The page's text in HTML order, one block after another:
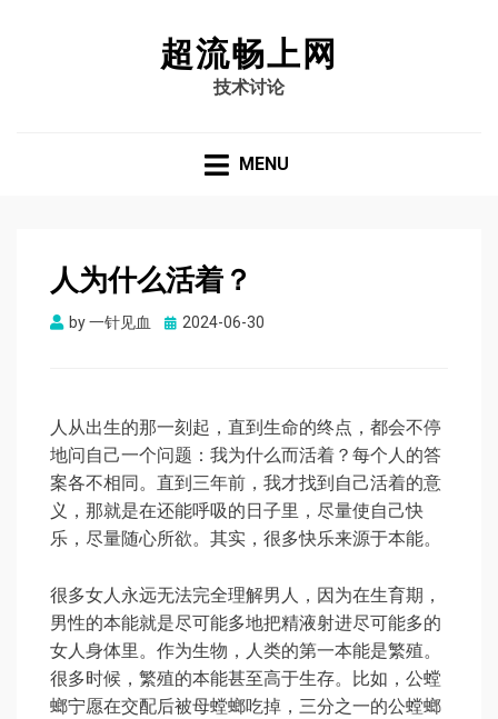
超流畅上网
技术讨论
MENU
人为什么活着？
by一针见血
Posted
2024-06-30
人从出生的那一刻起，直到生命的终点，都会不停
地问自己一个问题：我为什么而活着？每个人的答
案各不相同。直到三年前，我才找到自己活着的意
义，那就是在还能呼吸的日子里，尽量使自己快
乐，尽量随心所欲。其实，很多快乐来源于本能。
很多女人永远无法完全理解男人，因为在生育期，
男性的本能就是尽可能多地把精液射进尽可能多的
女人身体里。作为生物，人类的第一本能是繁殖。
很多时候，繁殖的本能甚至高于生存。比如，公螳
螂宁愿在交配后被母螳螂吃掉，三分之一的公螳螂